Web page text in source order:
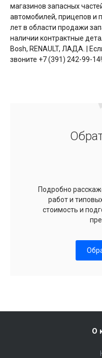
магазинов запасных
автомобилей, прицепов и
лет в области продажи
наличии контрактные
Bosh, RENAULT, ЛАДА. |
звоните +7 (391) 242-99-14!
Подробно
работ и
стоимость и
О